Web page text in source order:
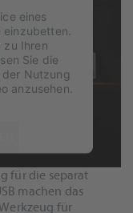
eines
zu Ihren
Sie die
Nutzung
anzusehen.
für die separat
machen das
für